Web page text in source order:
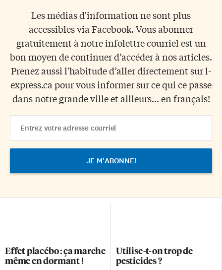
Les médias d'information ne sont plus
accessibles via Facebook. Vous abonner
gratuitement à notre infolettre courriel est un
bon moyen de continuer d’accéder à nos articles.
Prenez aussi l'habitude d’aller directement sur l-
express.ca pour vous informer sur ce qui ce passe
dans notre grande ville et ailleurs... en français!
Address
Effet placébo : ça marche
même en dormant !
Utilise-t-on trop de
pesticides ?